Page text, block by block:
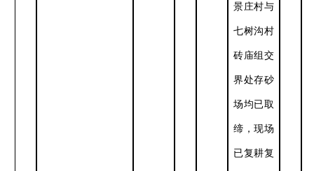
景庄村与
七树沟村
砖庙组交
界处存砂
场均已取
缔，现场
已复耕复